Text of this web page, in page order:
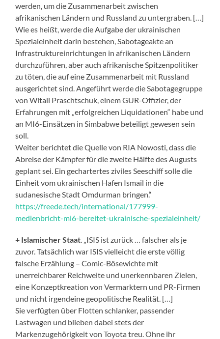
werden, um die Zusammenarbeit zwischen
afrikanischen Ländern und Russland zu untergraben. […]
Wie es heißt, werde die Aufgabe der ukrainischen
Spezialeinheit darin bestehen, Sabotageakte an
Infrastruktureinrichtungen in afrikanischen Ländern
durchzuführen, aber auch afrikanische Spitzenpolitiker
zu töten, die auf eine Zusammenarbeit mit Russland
ausgerichtet sind. Angeführt werde die Sabotagegruppe
von Witali Praschtschuk, einem GUR-Offizier, der
Erfahrungen mit „erfolgreichen Liquidationen“ habe und
an MI6-Einsätzen in Simbabwe beteiligt gewesen sein
soll.
Weiter berichtet die Quelle von RIA Nowosti, dass die
Abreise der Kämpfer für die zweite Hälfte des Augusts
geplant sei. Ein gechartertes ziviles Seeschiff solle die
Einheit vom ukrainischen Hafen Ismail in die
sudanesische Stadt Omdurman bringen.“
https://freede.tech/international/177999-
medienbricht-mi6-bereitet-ukrainische-spezialeinheit/
+ Islamischer Staat . „ISIS ist zurück … falscher als je
zuvor. Tatsächlich war ISIS vielleicht die erste völlig
falsche Erzählung – Comic-Bösewichte mit
unerreichbarer Reichweite und unerkennbaren Zielen,
eine Konzeptkreation von Vermarktern und PR-Firmen
und nicht irgendeine geopolitische Realität. […]
Sie verfügten über Flotten schlanker, passender
Lastwagen und blieben dabei stets der
Markenzugehörigkeit von Toyota treu. Ohne ihr